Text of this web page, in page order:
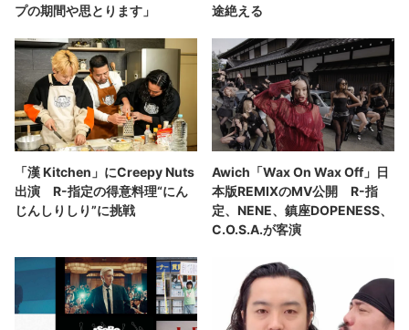
プの期間や思とります」
途絶える
「漢 Kitchen」にCreepy Nuts
出演 R-指定の得意料理“にん
じんしりしり”に挑戦
Awich「Wax On Wax Off」日
本版REMIXのMV公開 R-指
定、NENE、鎮座DOPENESS、
C.O.S.A.が客演